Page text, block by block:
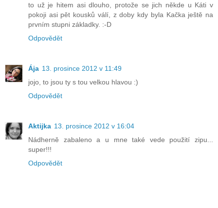
to už je hitem asi dlouho, protože se jich někde u Káti v
pokoji asi pět kousků válí, z doby kdy byla Kačka ještě na
prvním stupni základky. :-D
Odpovědět
Ája 13. prosince 2012 v 11:49
jojo, to jsou ty s tou velkou hlavou :)
Odpovědět
Aktijka 13. prosince 2012 v 16:04
Nádherně zabaleno a u mne také vede použití zipu...
super!!!
Odpovědět